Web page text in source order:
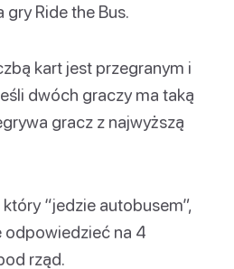
gry Ride the Bus.
kart jest przegranym i
dwóch graczy ma taką
gracz z najwyższą
“jedzie autobusem”,
odpowiedzieć na 4
rząd.